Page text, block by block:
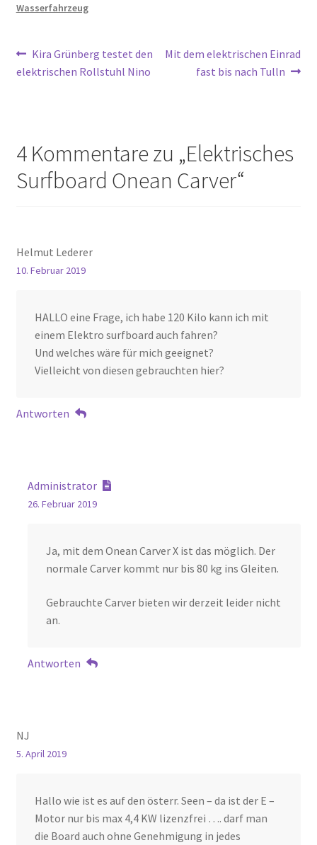
Wasserfahrzeug
Beitragsnavigation
Vorheriger
Beitrag:
Kira Grünberg testet den
elektrischen Rollstuhl Nino
Nächster
Beitrag:
Mit dem elektrischen Einrad
fast bis nach Tulln
4 Kommentare zu „Elektrisches
Surfboard Onean Carver“
Helmut Lederer
10. Februar 2019
HALLO eine Frage, ich habe 120 Kilo kann ich mit
einem Elektro surfboard auch fahren?
Und welches wäre für mich geeignet?
Vielleicht von diesen gebrauchten hier?
Antworten
Administrator
26. Februar 2019
Ja, mit dem Onean Carver X ist das möglich. Der
normale Carver kommt nur bis 80 kg ins Gleiten.
Gebrauchte Carver bieten wir derzeit leider nicht
an.
Antworten
NJ
5. April 2019
Hallo wie ist es auf den österr. Seen – da ist der E –
Motor nur bis max 4,4 KW lizenzfrei …. darf man
die Board auch ohne Genehmigung in jedes